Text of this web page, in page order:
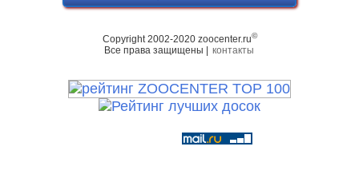
Copyright 2002-2020 zoocenter.ru©
Все права защищены | контакты